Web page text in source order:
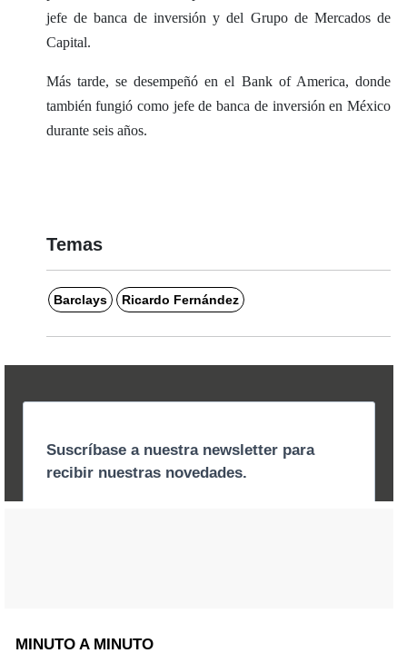
jefe de banca de inversión y del Grupo de Mercados de
Capital.
Más tarde, se desempeñó en el Bank of America, donde
también fungió como jefe de banca de inversión en México
durante seis años.
Temas
Barclays Ricardo Fernández
MINUTO A MINUTO